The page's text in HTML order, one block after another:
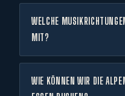
WELCHE
MIT?
WIE KÖNNEN WIR DIE